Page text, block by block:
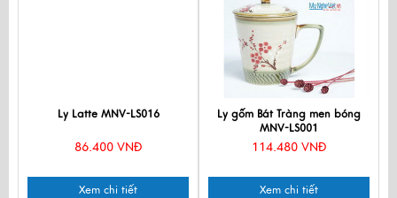
Ly Latte MNV-LS016
86.400 VNĐ
Xem chi tiết
Ly gốm Bát Tràng men bóng
MNV-LS001
114.480 VNĐ
Xem chi tiết